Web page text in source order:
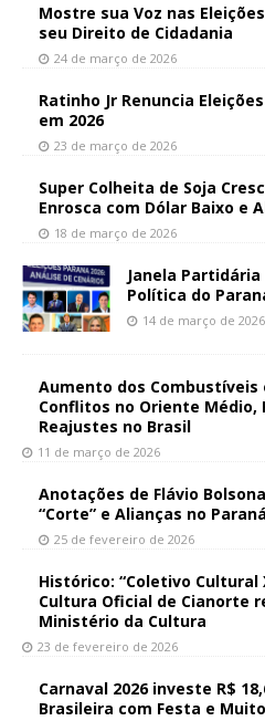
Mostre sua Voz nas
seu Direito de Cidadania
24 de março de 2026
Ratinho Jr Renuncia
em 2026
23 de março de 2026
Super Colheita de Soja
Enrosca com Dólar Baixo e
18 de março de 2026
Janela
Política do
14 de março de 2026
Aumento dos Combustíveis
Conflitos no Oriente Médio,
Reajustes no Brasil
11 de março de 2026
Anotações de Flávio
“Corte” e Alianças no
25 de fevereiro de 2026
Histórico: “Coletivo Cultural
Cultura Oficial de Cianorte
Ministério da Cultura
23 de fevereiro de 2026
Carnaval 2026 investe R$
Brasileira com Festa e